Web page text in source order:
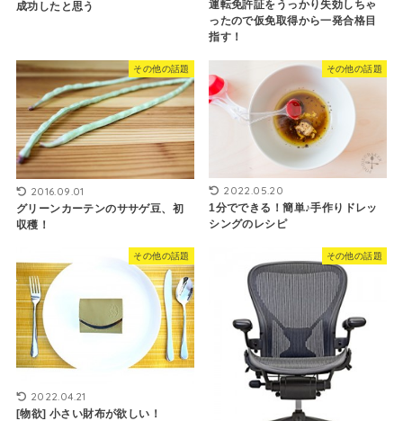
成功したと思う
運転免許証をうっかり失効しちゃ
ったので仮免取得から一発合格目
指す！
その他の話題
2016.09.01
グリーンカーテンのササゲ豆、初
収穫！
その他の話題
2022.05.20
1分でできる！簡単♪手作りドレッ
シングのレシピ
その他の話題
2022.04.21
[物欲] 小さい財布が欲しい！
その他の話題